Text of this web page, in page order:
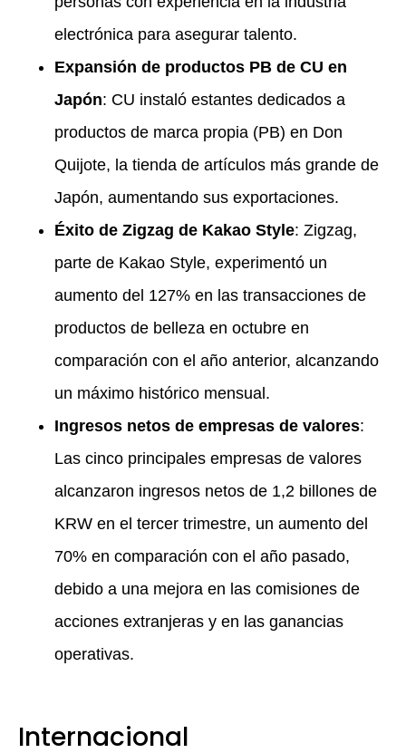
electrónica para asegurar talento.
Expansión de productos PB de CU en
Japón: CU instaló estantes dedicados a
productos de marca propia (PB) en Don
Quijote, la tienda de artículos más grande de
Japón, aumentando sus exportaciones.
Éxito de Zigzag de Kakao Style: Zigzag,
parte de Kakao Style, experimentó un
aumento del 127% en las transacciones de
productos de belleza en octubre en
comparación con el año anterior, alcanzando
un máximo histórico mensual.
Ingresos netos de empresas de valores:
Las cinco principales empresas de valores
alcanzaron ingresos netos de 1,2 billones de
KRW en el tercer trimestre, un aumento del
70% en comparación con el año pasado,
debido a una mejora en las comisiones de
acciones extranjeras y en las ganancias
operativas.
Internacional